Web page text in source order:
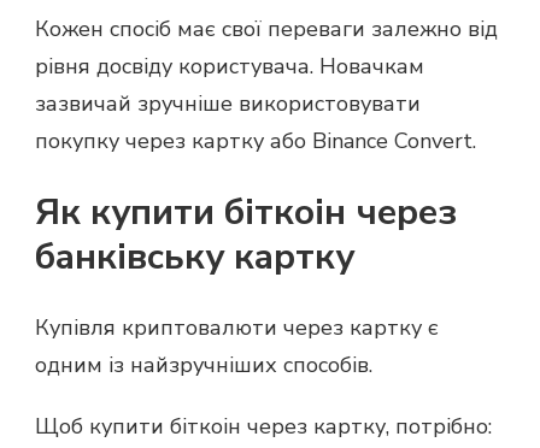
Кожен спосіб має свої переваги залежно від
рівня досвіду користувача. Новачкам
зазвичай зручніше використовувати
покупку через картку або Binance Convert.
Як купити біткоін через
банківську картку
Купівля криптовалюти через картку є
одним із найзручніших способів.
Щоб купити біткоін через картку, потрібно: